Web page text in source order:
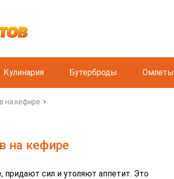
Кулинария Бутерброды Омлеты
на кефире
на кефире
сил и утоляют аппетит. Это